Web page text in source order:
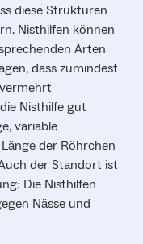
diese Strukturen
Nisthilfen können
Arten
dass zumindest
Nisthilfe gut
variable
der Röhrchen
der Standort ist
Die Nisthilfen
Nässe und